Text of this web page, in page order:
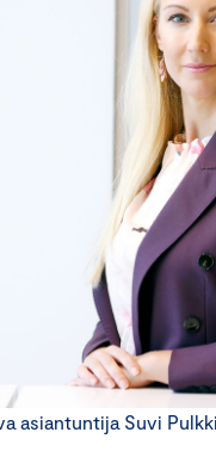
asiantuntija Suvi